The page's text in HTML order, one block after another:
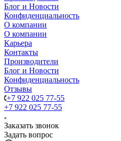
Блог и Новости
Конфиденциальность
О компании
О компании
Карьера
Контакты
Производители
Блог и Новости
Конфиденциальность
Отзывы
+7 922 025 77-55
+7 922 025 77-55
Заказать звонок
Задать вопрос